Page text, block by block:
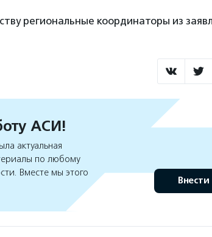
региональные координаторы из
АСИ!
актуальная
по любому
Вместе мы этого
Внести